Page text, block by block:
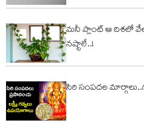
మ‌నీ ప్లాంట్ ఆ దిశ‌లో
న‌ష్టాలే..!
సిరి సంపదల